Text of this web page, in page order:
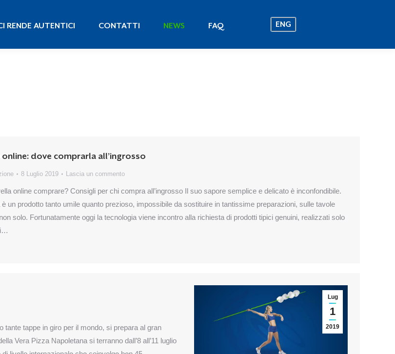
RENDE AUTENTICI CONTATTI NEWS FAQ ENG
dove comprarla all’ingrosso
8 Luglio 2019 Lascia un commento
online comprare? Consigli per chi compra all’ingrosso Il suo sapore semplice e delicato è inconfondibile.
un prodotto tanto umile quanto prezioso, impossibile da sostituire in tantissime preparazioni, sulle tavole
solo. Fortunatamente oggi la tecnologia viene incontro alla richiesta di prodotti tipici genuini, realizzati solo
tante tappe in giro per il mondo, si prepara al gran
Vera Pizza Napoletana si terranno dall’8 all’11 luglio
Lug
1
2019
ENG